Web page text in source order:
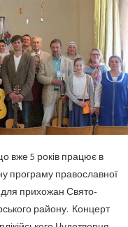
вже 5 років працює в
програму православної
для прихожан Свято-
району. Концерт